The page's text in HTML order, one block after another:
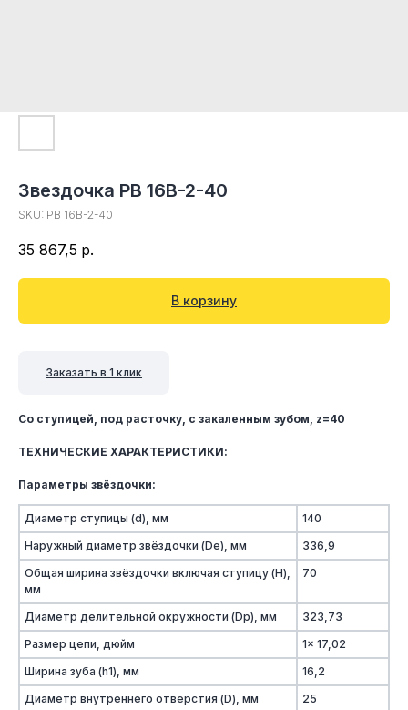
Звездочка PB 16B-2-40
SKU: PB 16B-2-40
35 867,5 р.
В корзину
Заказать в 1 клик
Со ступицей, под расточку, c закаленным зубом, z=40
ТЕХНИЧЕСКИЕ ХАРАКТЕРИСТИКИ:
Параметры звёздочки:
Диаметр ступицы (d), мм
140
Наружный диаметр звёздочки (De), мм
336,9
Общая ширина звёздочки включая ступицу (H),
мм
70
Диаметр делительной окружности (Dp), мм
323,73
Размер цепи, дюйм
1x 17,02
Ширина зуба (h1), мм
16,2
Диаметр внутреннего отверстия (D), мм
25